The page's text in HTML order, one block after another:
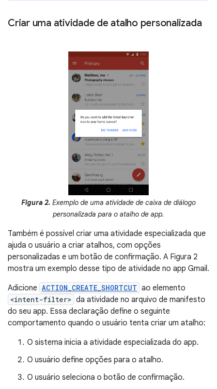
Criar uma atividade de atalho personalizada
Figura 2. Exemplo de uma atividade de caixa de diálogo
personalizada para o atalho de app.
Também é possível criar uma atividade especializada que
ajuda o usuário a criar atalhos, com opções
personalizadas e um botão de confirmação. A Figura 2
mostra um exemplo desse tipo de atividade no app Gmail.
Adicione ACTION_CREATE_SHORTCUT ao elemento
<intent-filter> da atividade no arquivo de manifesto
do seu app. Essa declaração define o seguinte
comportamento quando o usuário tenta criar um atalho:
O sistema inicia a atividade especializada do app.
O usuário define opções para o atalho.
O usuário seleciona o botão de confirmação.